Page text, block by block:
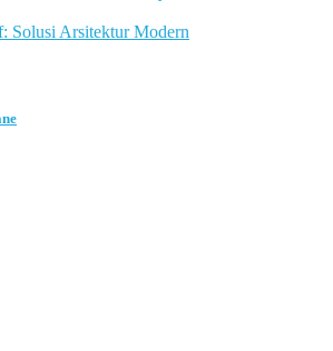
Solusi Arsitektur Modern